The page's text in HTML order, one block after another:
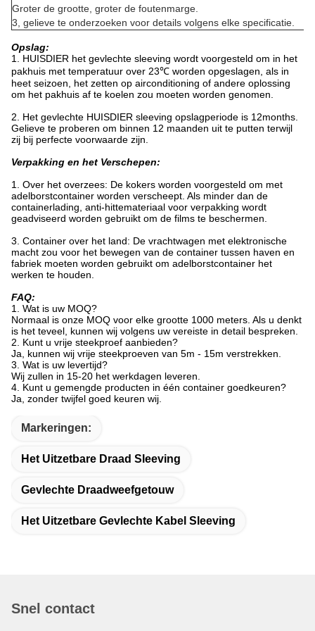
Groter de grootte, groter de foutenmarge.
3, gelieve te onderzoeken voor details volgens elke specificatie.
Opslag:
1. HUISDIER het gevlechte sleeving wordt voorgesteld om in het
pakhuis met temperatuur over 23℃ worden opgeslagen, als in
heet seizoen, het zetten op airconditioning of andere oplossing
om het pakhuis af te koelen zou moeten worden genomen.
2. Het gevlechte HUISDIER sleeving opslagperiode is 12months.
Gelieve te proberen om binnen 12 maanden uit te putten terwijl
zij bij perfecte voorwaarde zijn.
Verpakking en het Verschepen:
1. Over het overzees: De kokers worden voorgesteld om met
adelborstcontainer worden verscheept. Als minder dan de
containerlading, anti-hittemateriaal voor verpakking wordt
geadviseerd worden gebruikt om de films te beschermen.
3. Container over het land: De vrachtwagen met elektronische
macht zou voor het bewegen van de container tussen haven en
fabriek moeten worden gebruikt om adelborstcontainer het
werken te houden.
FAQ:
1. Wat is uw MOQ?
Normaal is onze MOQ voor elke grootte 1000 meters. Als u denkt
is het teveel, kunnen wij volgens uw vereiste in detail bespreken.
2. Kunt u vrije steekproef aanbieden?
Ja, kunnen wij vrije steekproeven van 5m - 15m verstrekken.
3. Wat is uw levertijd?
Wij zullen in 15-20 het werkdagen leveren.
4. Kunt u gemengde producten in één container goedkeuren?
Ja, zonder twijfel goed keuren wij.
Markeringen:
Het Uitzetbare Draad Sleeving
Gevlechte Draadweefgetouw
Het Uitzetbare Gevlechte Kabel Sleeving
Snel contact